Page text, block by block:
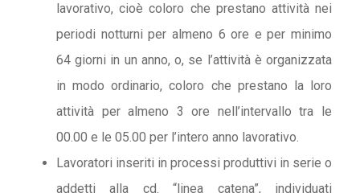
lavorativo, cioè coloro che prestano attività nei
periodi notturni per almeno 6 ore e per minimo
64 giorni in un anno, o, se l’attività è organizzata
in modo ordinario, coloro che prestano la loro
attività per almeno 3 ore nell’intervallo tra le
00.00 e le 05.00 per l’intero anno lavorativo.
Lavoratori inseriti in processi produttivi in serie o
addetti alla cd. “linea catena”, individuati